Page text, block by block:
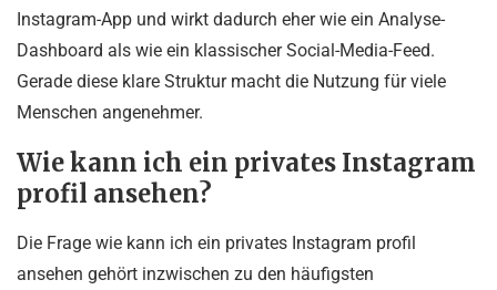
Instagram-App und wirkt dadurch eher wie ein Analyse-
Dashboard als wie ein klassischer Social-Media-Feed.
Gerade diese klare Struktur macht die Nutzung für viele
Menschen angenehmer.
Wie kann ich ein privates Instagram
profil ansehen?
Die Frage wie kann ich ein privates Instagram profil
ansehen gehört inzwischen zu den häufigsten